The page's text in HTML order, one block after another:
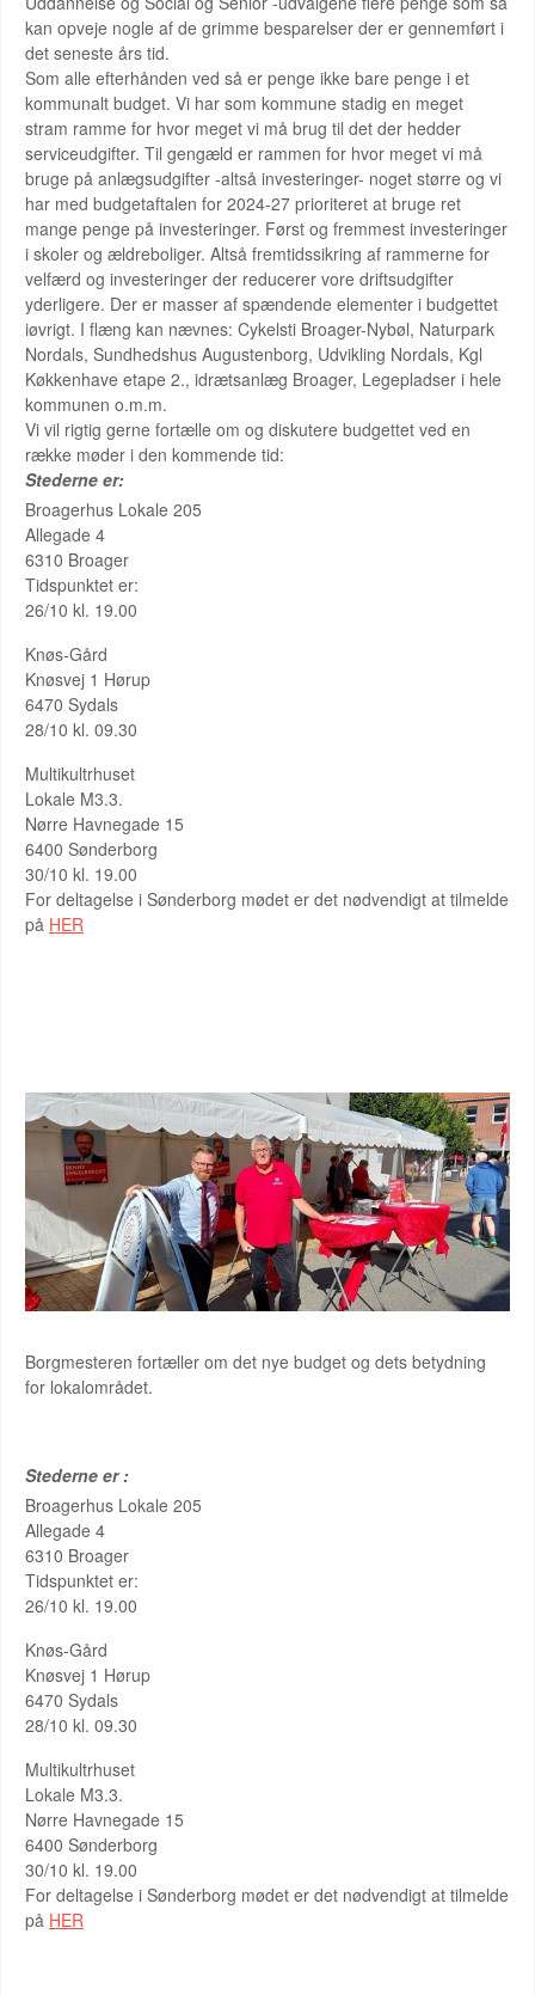
kan opveje nogle af de grimme besparelser der er gennemført i
det seneste års tid.
Som alle efterhånden ved så er penge ikke bare penge i et
kommunalt budget. Vi har som kommune stadig en meget
stram ramme for hvor meget vi må brug til det der hedder
serviceudgifter. Til gengæld er rammen for hvor meget vi må
bruge på anlægsudgifter -altså investeringer- noget større og vi
har med budgetaftalen for 2024-27 prioriteret at bruge ret
mange penge på investeringer. Først og fremmest investeringer
i skoler og ældreboliger. Altså fremtidssikring af rammerne for
velfærd og investeringer der reducerer vore driftsudgifter
yderligere. Der er masser af spændende elementer i budgettet
iøvrigt. I flæng kan nævnes: Cykelsti Broager-Nybøl, Naturpark
Nordals, Sundhedshus Augustenborg, Udvikling Nordals, Kgl
Køkkenhave etape 2., idrætsanlæg Broager, Legepladser i hele
kommunen o.m.m.
Vi vil rigtig gerne fortælle om og diskutere budgettet ved en
række møder i den kommende tid:
Stederne er:
Broagerhus Lokale 205
Allegade 4
6310 Broager
Tidspunktet er:
26/10 kl. 19.00
Knøs-Gård
Knøsvej 1 Hørup
6470 Sydals
28/10 kl. 09.30
Multikultrhuset
Lokale M3.3.
Nørre Havnegade 15
6400 Sønderborg
30/10 kl. 19.00
For deltagelse i Sønderborg mødet er det nødvendigt at tilmelde
på HER
Borgmesteren fortæller om det nye budget og dets betydning
for lokalområdet.
Stederne er :
Broagerhus Lokale 205
Allegade 4
6310 Broager
Tidspunktet er:
26/10 kl. 19.00
Knøs-Gård
Knøsvej 1 Hørup
6470 Sydals
28/10 kl. 09.30
Multikultrhuset
Lokale M3.3.
Nørre Havnegade 15
6400 Sønderborg
30/10 kl. 19.00
For deltagelse i Sønderborg mødet er det nødvendigt at tilmelde
på HER